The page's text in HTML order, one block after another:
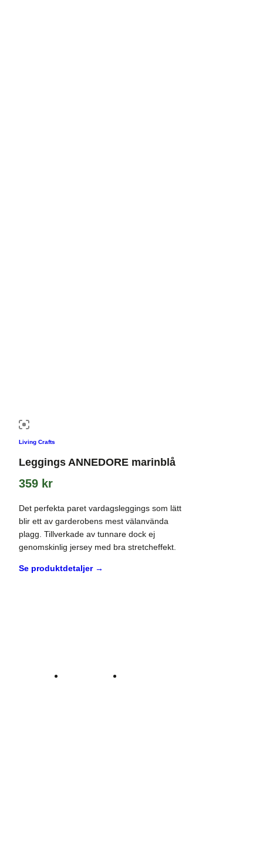
Living Crafts
Leggings ANNEDORE marinblå
359 kr
Det perfekta paret vardagsleggings som lätt
blir ett av garderobens mest välanvända
plagg. Tillverkade av tunnare dock ej
genomskinlig jersey med bra stretcheffekt.
Se produktdetaljer →